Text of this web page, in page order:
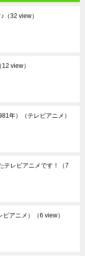
（32 view）
（12 view）
年）（テレビアニメ）
テレビアニメです！
（7
アニメ） （6 view）